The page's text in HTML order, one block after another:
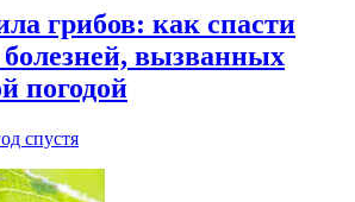
грибов: как спасти
болезней, вызванных
погодой
спустя